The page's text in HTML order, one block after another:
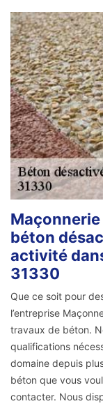
béton
activité
31330
Que ce soit pour
l’entreprise
travaux de béton.
qualifications
domaine depuis
béton que vous
contacter. Nous